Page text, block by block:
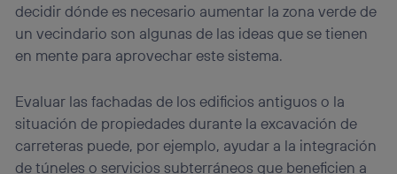
decidir dónde es necesario aumentar la zona verde de
un vecindario son algunas de las ideas que se tienen
en mente para aprovechar este sistema.
Evaluar las fachadas de los edificios antiguos o la
situación de propiedades durante la excavación de
carreteras puede, por ejemplo, ayudar a la integración
de túneles o servicios subterráneos que beneficien a